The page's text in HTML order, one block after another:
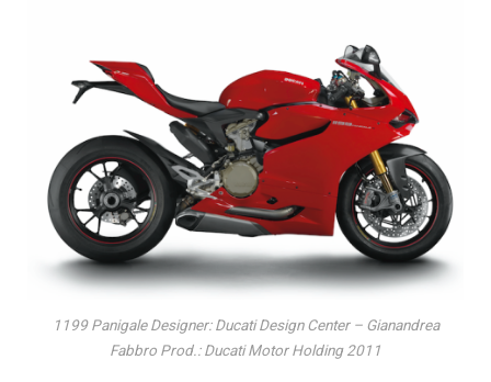
1199 Panigale Designer: Ducati Design Center – Gianandrea
Fabbro Prod.: Ducati Motor Holding 2011